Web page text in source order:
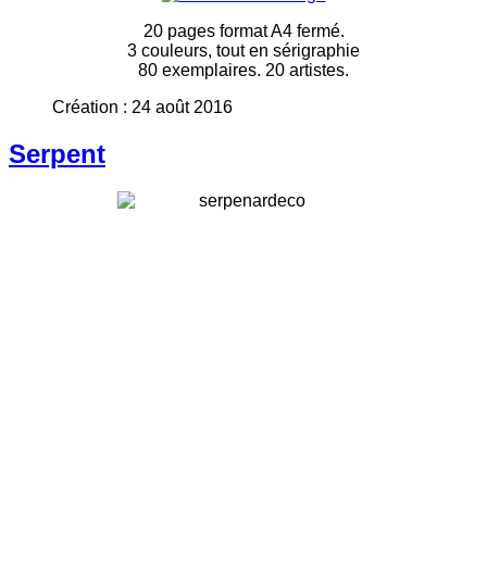
20 pages format A4 fermé.
3 couleurs, tout en sérigraphie
80 exemplaires. 20 artistes.
Création : 24 août 2016
Serpent